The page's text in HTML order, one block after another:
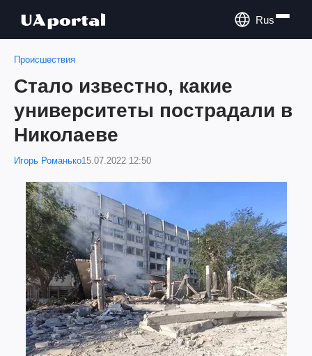
Rus
Происшествия
Стало известно, какие
университеты пострадали в
Николаеве
Игорь Романько15.07.2022 12:50